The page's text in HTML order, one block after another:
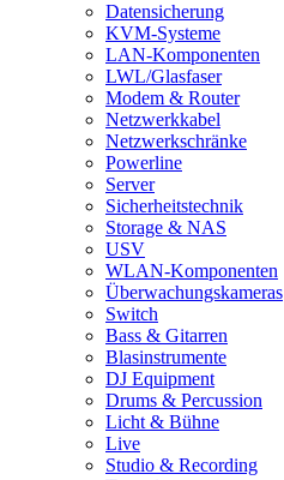
Datensicherung
KVM-Systeme
LAN-Komponenten
LWL/Glasfaser
Modem & Router
Netzwerkkabel
Netzwerkschränke
Powerline
Server
Sicherheitstechnik
Storage & NAS
USV
WLAN-Komponenten
Überwachungskameras
Switch
Bass & Gitarren
Blasinstrumente
DJ Equipment
Drums & Percussion
Licht & Bühne
Live
Studio & Recording